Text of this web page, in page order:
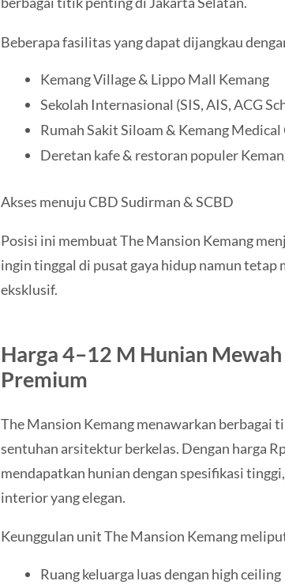
Beberapa fasilitas yang dapat dijangkau
Kemang Village & Lippo Mall Kemang
Sekolah Internasional (SIS, AIS, ACG
Rumah Sakit Siloam & Kemang Medical
Deretan kafe & restoran populer
Akses menuju CBD Sudirman & SCBD
Posisi ini membuat The Mansion Kemang
ingin tinggal di pusat gaya hidup namun tetap
eksklusif.
Harga 4–12 M Hunian
Premium
The Mansion Kemang menawarkan berbagai
sentuhan arsitektur berkelas. Dengan harga
mendapatkan hunian dengan spesifikasi
interior yang elegan.
Keunggulan unit The Mansion Kemang
Ruang keluarga luas dengan high ceiling